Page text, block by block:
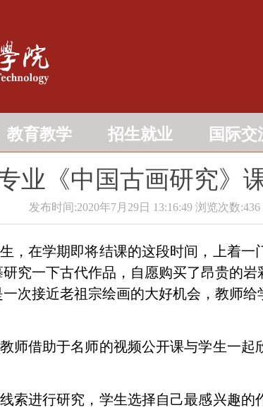
教育教学 招生就业 国际交
业《中国古画研究》
发布时间:2020年7月29日 13:16:49 浏览次数:436
，在学期即将结课的这段时间，上着
究一下古代作品，自愿购买了昂贵的
次接近老祖宗绘画的大好机会，教师
师借助于名师的视频公开课与学生一
索进行研究，学生选择自己最感兴趣的